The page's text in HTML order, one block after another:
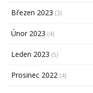
Březen 2023 (3)
Únor 2023 (4)
Leden 2023 (5)
Prosinec 2022 (4)